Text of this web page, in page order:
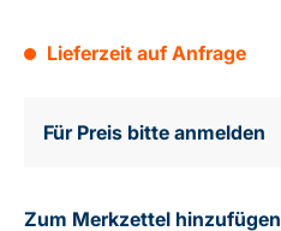
Lieferzeit auf Anfrage
Für Preis bitte anmelden
Zum Merkzettel hinzufügen